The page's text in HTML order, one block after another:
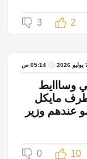
2
3
05:14 ص
وسااايط
مايكل
عندهم وزير
10
0